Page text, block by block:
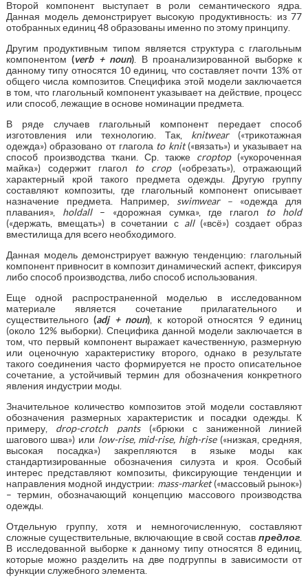
Второй компонент выступает в роли семантического ядра.
Данная модель демонстрирует высокую продуктивность: из 77
отобранных единиц 48 образованы именно по этому принципу.
Другим продуктивным типом является структура с глагольным
компонентом(verb + noun) . В проанализированной выборке к
данному типу относятся 10 единиц, что составляет почти 13% от
общего числа композитов. Специфика этой модели заключается
в том, что глагольный компонент указывает на действие, процесс
или способ, лежащие в основе номинации предмета.
В ряде случаев глагольный компонент передает способ
изготовления или технологию. Так, knitwear («трикотажная
одежда») образовано от глагола to knit(«вязать») и указывает на
способ производства ткани. Ср. также croptop («укороченная
майка») содержит глагол to crop(«обрезать»), отражающий
характерный крой такого предмета одежды. Другую группу
составляют композиты, где глагольный компонент описывает
назначение предмета. Например, swimwear – «одежда для
плавания», holdall – «дорожная сумка», где глагол to hold
(«держать, вмещать») в сочетании с all («всё») создает образ
вместилища для всего необходимого.
Данная модель демонстрирует важную тенденцию: глагольный
компонент привносит в композит динамический аспект, фиксируя
либо способ производства, либо способ использования.
Еще одной распространенной моделью в исследованном
материале является сочетание прилагательного и
существительного(adj + noun) , к которой относятся 9 единиц
(около 12% выборки). Специфика данной модели заключается в
том, что первый компонент выражает качественную, размерную
или оценочную характеристику второго, однако в результате
такого соединения часто формируется не просто описательное
сочетание, а устойчивый термин для обозначения конкретного
явления индустрии моды.
Значительное количество композитов этой модели составляют
обозначения размерных характеристик и посадки одежды. К
примеру, drop-crotch pants(«брюки с заниженной линией
шагового шва») или low-rise, mid-rise, high-rise(«низкая, средняя,
высокая посадка») закрепляются в языке моды как
стандартизированные обозначения силуэта и кроя. Особый
интерес представляют композиты, фиксирующие тенденции и
направления модной индустрии: mass-market(«массовый рынок»)
– термин, обозначающий концепцию массового производства
одежды.
Отдельную группу, хотя и немногочисленную, составляют
сложные существительные, включающие в свой составпредлог
В исследованной выборке к данному типу относятся 8 единиц,
которые можно разделить на две подгруппы в зависимости от
функции служебного элемента.